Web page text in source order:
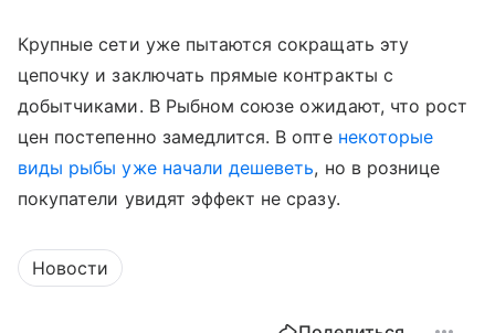
Крупные сети уже пытаются сокращать эту
цепочку и заключать прямые контракты с
добытчиками. В Рыбном союзе ожидают, что рост
цен постепенно замедлится. В опте некоторые
виды рыбы уже начали дешеветь, но в рознице
покупатели увидят эффект не сразу.
Новости